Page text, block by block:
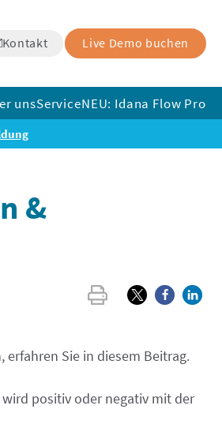
Kontakt Live Demo buchen
unsServiceNEU: Idana Flow Pro
&
Sie in diesem Beitrag.
positiv oder negativ mit der